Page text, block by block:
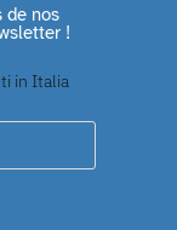
de nos
!
in Italia